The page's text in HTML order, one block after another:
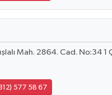
Mah. 2864. Cad. No:34
577 58 67